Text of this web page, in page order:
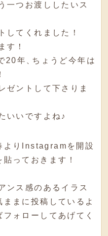
一つお渡ししたいス
してくれました！
す！
20年 、ちょうど今年は
ゼントして下さりま
いいですよね♪
よりInstagramを開設
貼っておきます！
ンス感のあるイラス
まに投稿しているよ
ォローしてあげてく